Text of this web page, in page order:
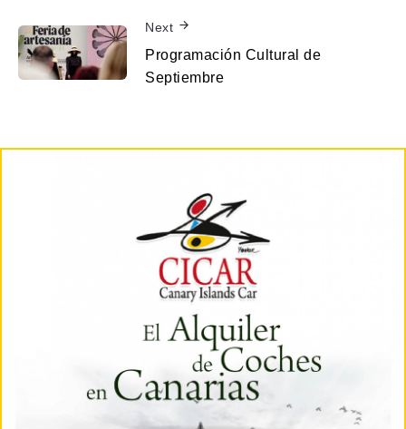
Next
Programación Cultural de
Septiembre